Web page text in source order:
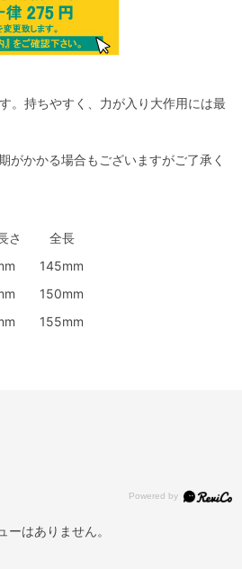
。持ちやすく、力が入り大作用には最
がかかる場合もございますがご了承く
さ
全長
145mm
150mm
155mm
ーはありません。